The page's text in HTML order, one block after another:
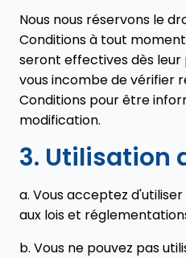
Nous nous réservons le
Conditions à tout
seront effectives dès leur
vous incombe de vérifier
Conditions pour être
modification.
3. Utilisation
a. Vous acceptez
aux lois et
b. Vous ne pouvez pas